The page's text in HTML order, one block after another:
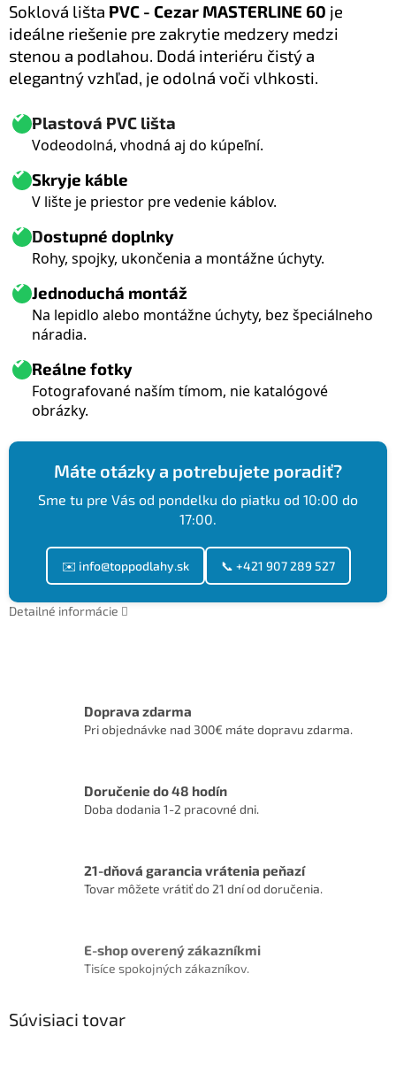
Soklová lišta PVC - Cezar MASTERLINE 60 je
ideálne riešenie pre zakrytie medzery medzi
stenou a podlahou. Dodá interiéru čistý a
elegantný vzhľad, je odolná voči vlhkosti.
Plastová PVC lišta
Vodeodolná, vhodná aj do kúpeľní.
Skryje káble
V lište je priestor pre vedenie káblov.
Dostupné doplnky
Rohy, spojky, ukončenia a montážne úchyty.
Jednoduchá montáž
Na lepidlo alebo montážne úchyty, bez špeciálneho
náradia.
Reálne fotky
Fotografované naším tímom, nie katalógové
obrázky.
Máte otázky a potrebujete poradiť?
Sme tu pre Vás od pondelku do piatku od 10:00 do
17:00.
✉️ info@toppodlahy.sk 📞 +421 907 289 527
Detailné informácie
Doprava zdarma
Pri objednávke nad 300€ máte dopravu zdarma.
Doručenie do 48 hodín
Doba dodania 1-2 pracovné dni.
21-dňová garancia vrátenia peňazí
Tovar môžete vrátiť do 21 dní od doručenia.
E-shop overený zákazníkmi
Tisíce spokojných zákazníkov.
Súvisiaci tovar